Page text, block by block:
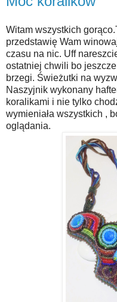
Witam wszystkich
przedstawię Wam
czasu na nic. Uff
ostatniej chwili bo
brzegi. Świeżutki na
Naszyjnik wykonany
koralikami i nie tylko
wymieniała wszystkich ,
oglądania.